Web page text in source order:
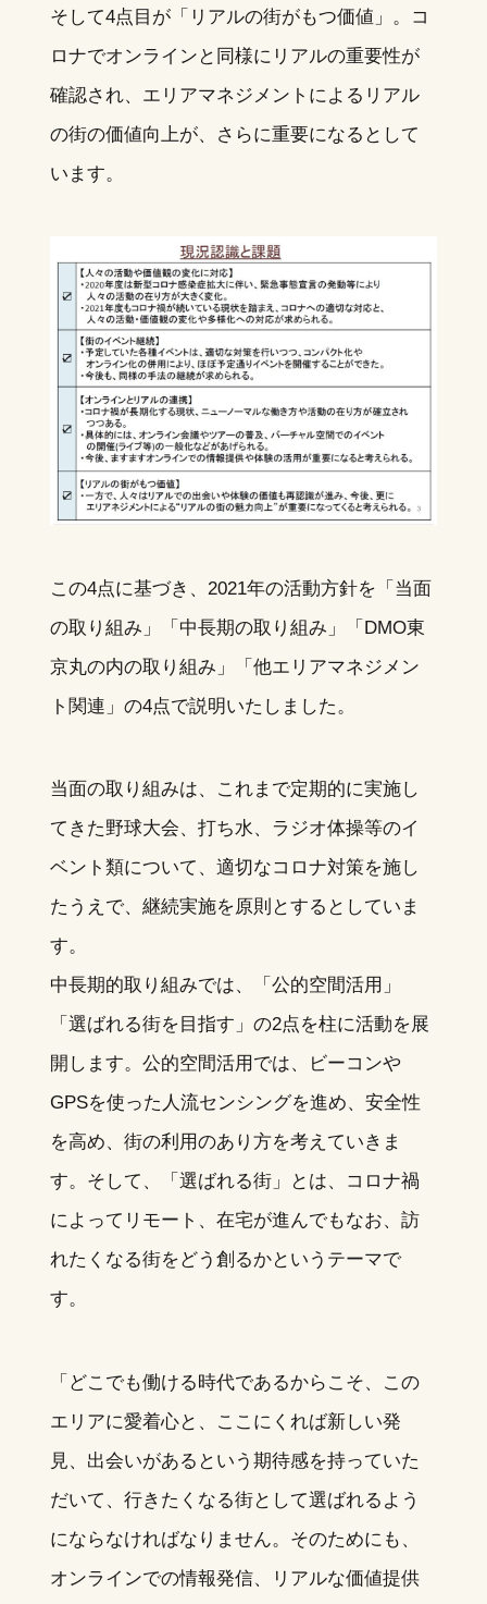
そして4点目が「リアルの街がもつ価値」。コ
ロナでオンラインと同様にリアルの重要性が
確認され、エリアマネジメントによるリアル
の街の価値向上が、さらに重要になるとして
います。
この4点に基づき、2021年の活動方針を「当面
の取り組み」「中長期の取り組み」「DMO東
京丸の内の取り組み」「他エリアマネジメン
ト関連」の4点で説明いたしました。
当面の取り組みは、これまで定期的に実施し
てきた野球大会、打ち水、ラジオ体操等のイ
ベント類について、適切なコロナ対策を施し
たうえで、継続実施を原則とするとしていま
す。
中長期的取り組みでは、「公的空間活用」
「選ばれる街を目指す」の2点を柱に活動を展
開します。公的空間活用では、ビーコンや
GPSを使った人流センシングを進め、安全性
を高め、街の利用のあり方を考えていきま
す。そして、「選ばれる街」とは、コロナ禍
によってリモート、在宅が進んでもなお、訪
れたくなる街をどう創るかというテーマで
す。
「どこでも働ける時代であるからこそ、この
エリアに愛着心と、ここにくれば新しい発
見、出会いがあるという期待感を持っていた
だいて、行きたくなる街として選ばれるよう
にならなければなりません。そのためにも、
オンラインでの情報発信、リアルな価値提供